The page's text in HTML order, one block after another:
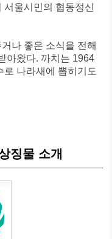
서울시민의 협동정신
나 좋은 소식을 전해
아왔다. 까치는 1964
로 나라새에 뽑히기도
징물 소개